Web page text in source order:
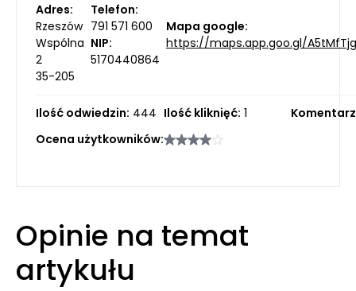
Adres:
Rzeszów
Wspólna
2
35-205
Telefon:
791 571 600
NIP:
5170440864
Mapa google:
https://maps.app.goo.gl/
Ilość odwiedzin: 444 Ilość kliknięć: 1
Ocena użytkowników:
Opinie na temat
artykułu